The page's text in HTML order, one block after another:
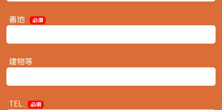
番地 必須
建物等
TEL 必須